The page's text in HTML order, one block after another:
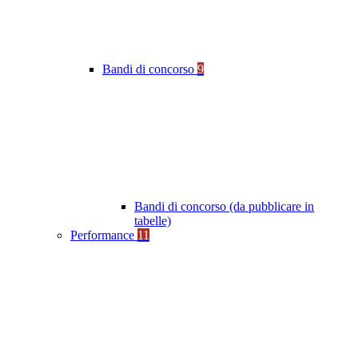
Bandi di concorso 9
Bandi di concorso (da pubblicare in
tabelle)
Performance 11